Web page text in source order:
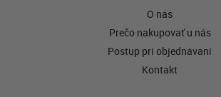
O nás
Prečo nakupovať u nás
Postup pri objednávaní
Kontakt